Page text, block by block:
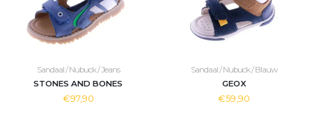
Sandaal / Nubuck / Jeans
STONES AND BONES
€97,90
Sandaal / Nubuck / Blauw
GEOX
€59,90